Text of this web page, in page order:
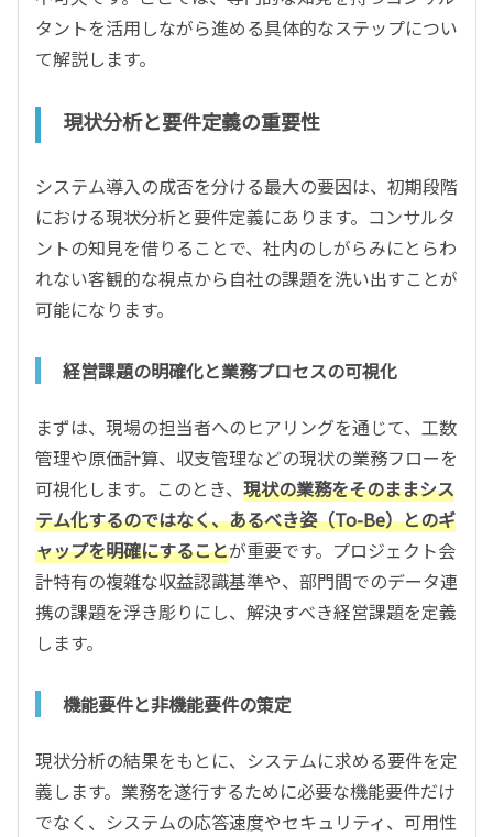
タントを活用しながら進める具体的なステップについ
て解説します。
現状分析と要件定義の重要性
システム導入の成否を分ける最大の要因は、初期段階
における現状分析と要件定義にあります。コンサルタ
ントの知見を借りることで、社内のしがらみにとらわ
れない客観的な視点から自社の課題を洗い出すことが
可能になります。
経営課題の明確化と業務プロセスの可視化
まずは、現場の担当者へのヒアリングを通じて、工数
管理や原価計算、収支管理などの現状の業務フローを
可視化します。このとき、 現状の業務をそのままシス
テム化するのではなく、あるべき姿（To-Be）とのギ
ャップを明確にすることが重要です。プロジェクト会
計特有の複雑な収益認識基準や、部門間でのデータ連
携の課題を浮き彫りにし、解決すべき経営課題を定義
します。
機能要件と非機能要件の策定
現状分析の結果をもとに、システムに求める要件を定
義します。業務を遂行するために必要な機能要件だけ
でなく、システムの応答速度やセキュリティ、可用性